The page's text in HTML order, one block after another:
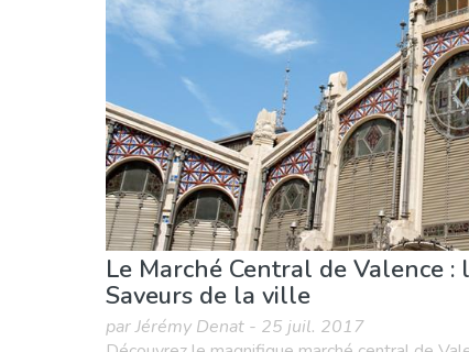
Le Marché Central de Valence :
Saveurs de la ville
par Jérémy Denat - 25 juil. 2017